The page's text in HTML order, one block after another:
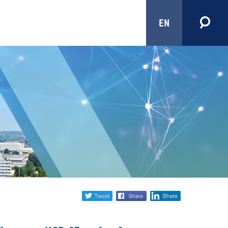
EN
Share
twitter facebook